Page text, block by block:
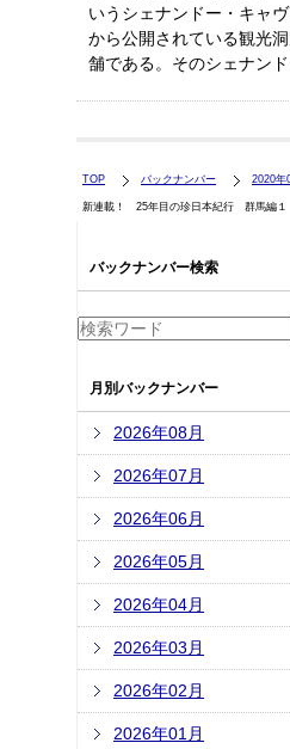
いうシェナンドー・キャ
から公開されている観光
舗である。そのシェナン
TOP バックナンバー 2020年
新連載！ 25年目の珍日本紀行 群馬編
バックナンバー検索
月別バックナンバー
2026年08月
2026年07月
2026年06月
2026年05月
2026年04月
2026年03月
2026年02月
2026年01月